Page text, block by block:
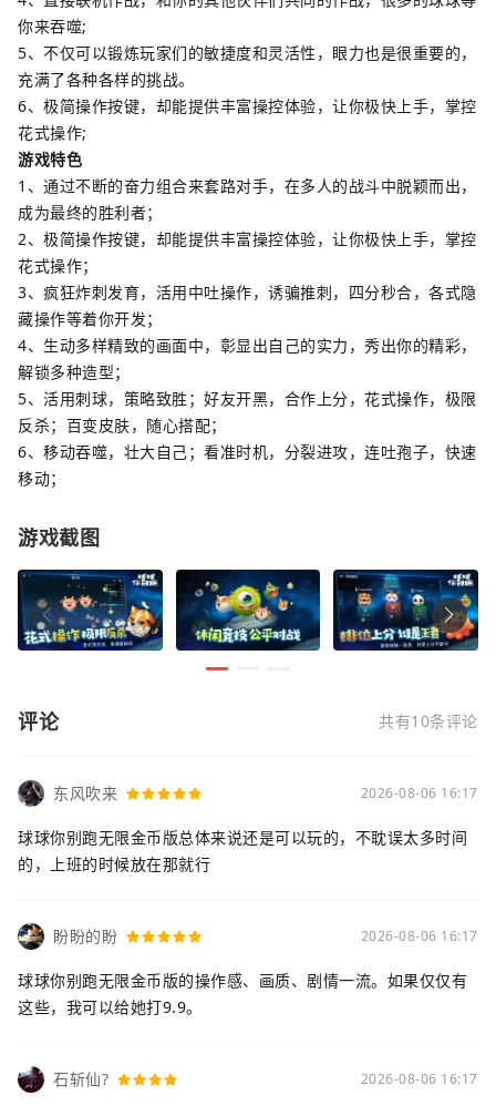
你来吞噬;
5、不仅可以锻炼玩家们的敏捷度和灵活性，眼力也是很重要的，
充满了各种各样的挑战。
6、极简操作按键，却能提供丰富操控体验，让你极快上手，掌控
花式操作;
游戏特色
1、通过不断的奋力组合来套路对手，在多人的战斗中脱颖而出，
成为最终的胜利者；
2、极简操作按键，却能提供丰富操控体验，让你极快上手，掌控
花式操作；
3、疯狂炸刺发育，活用中吐操作，诱骗推刺，四分秒合，各式隐
藏操作等着你开发；
4、生动多样精致的画面中，彰显出自己的实力，秀出你的精彩，
解锁多种造型；
5、活用刺球，策略致胜；好友开黑，合作上分，花式操作，极限
反杀；百变皮肤，随心搭配；
6、移动吞噬，壮大自己；看准时机，分裂进攻，连吐孢子，快速
移动；
游戏截图
评论 共有10条评论
东风吹来 2026-08-06 16:17
球球你别跑无限金币版总体来说还是可以玩的，不耽误太多时间
的，上班的时候放在那就行
盼盼的盼 2026-08-06 16:17
球球你别跑无限金币版的操作感、画质、剧情一流。如果仅仅有
这些，我可以给她打9.9。
石斩仙? 2026-08-06 16:17